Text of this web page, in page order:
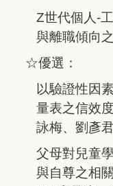
Z世代個人-
與離職傾向
☆優選：
以驗證性因
量表之信效
詠梅、劉彥
父母對兒童
與自尊之相